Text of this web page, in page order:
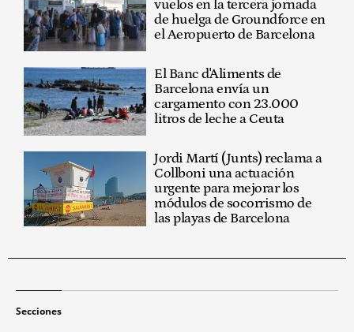
vuelos en la tercera jornada
de huelga de Groundforce en
el Aeropuerto de Barcelona
El Banc d'Aliments de
Barcelona envía un
cargamento con 23.000
litros de leche a Ceuta
Jordi Martí (Junts) reclama a
Collboni una actuación
urgente para mejorar los
módulos de socorrismo de
las playas de Barcelona
Secciones